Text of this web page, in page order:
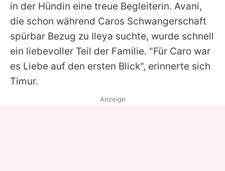
in der Hündin eine treue Begleiterin. Avani,
die schon während Caros Schwangerschaft
spürbar Bezug zu Ileya suchte, wurde schnell
ein liebevoller Teil der Familie. "Für Caro war
es Liebe auf den ersten Blick", erinnerte sich
Timur.
Anzeige